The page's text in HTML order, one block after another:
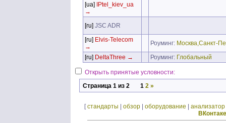
[ua] IPtel_kiev_ua
→
[ru] JSC ADR
[ru] Elvis-Telecom
→
Роуминг: Москва,Санкт-
[ru] DeltaThree → Роуминг: Глобальный
Открыть принятые условности:
Страница 1 из 2
1 2 »
[стандарты обзор оборудование анализатор
ВКонтаке